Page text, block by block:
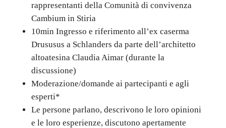
rappresentanti della Comunità di convivenza
Cambium in Stiria
10min Ingresso e riferimento all’ex caserma
Drususus a Schlanders da parte dell’architetto
altoatesina Claudia Aimar (durante la
discussione)
Moderazione/domande ai partecipanti e agli
esperti*
Le persone parlano, descrivono le loro opinioni
e le loro esperienze, discutono apertamente